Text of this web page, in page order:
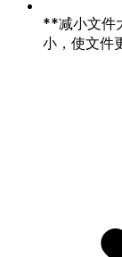
**减小文件
小，使文件